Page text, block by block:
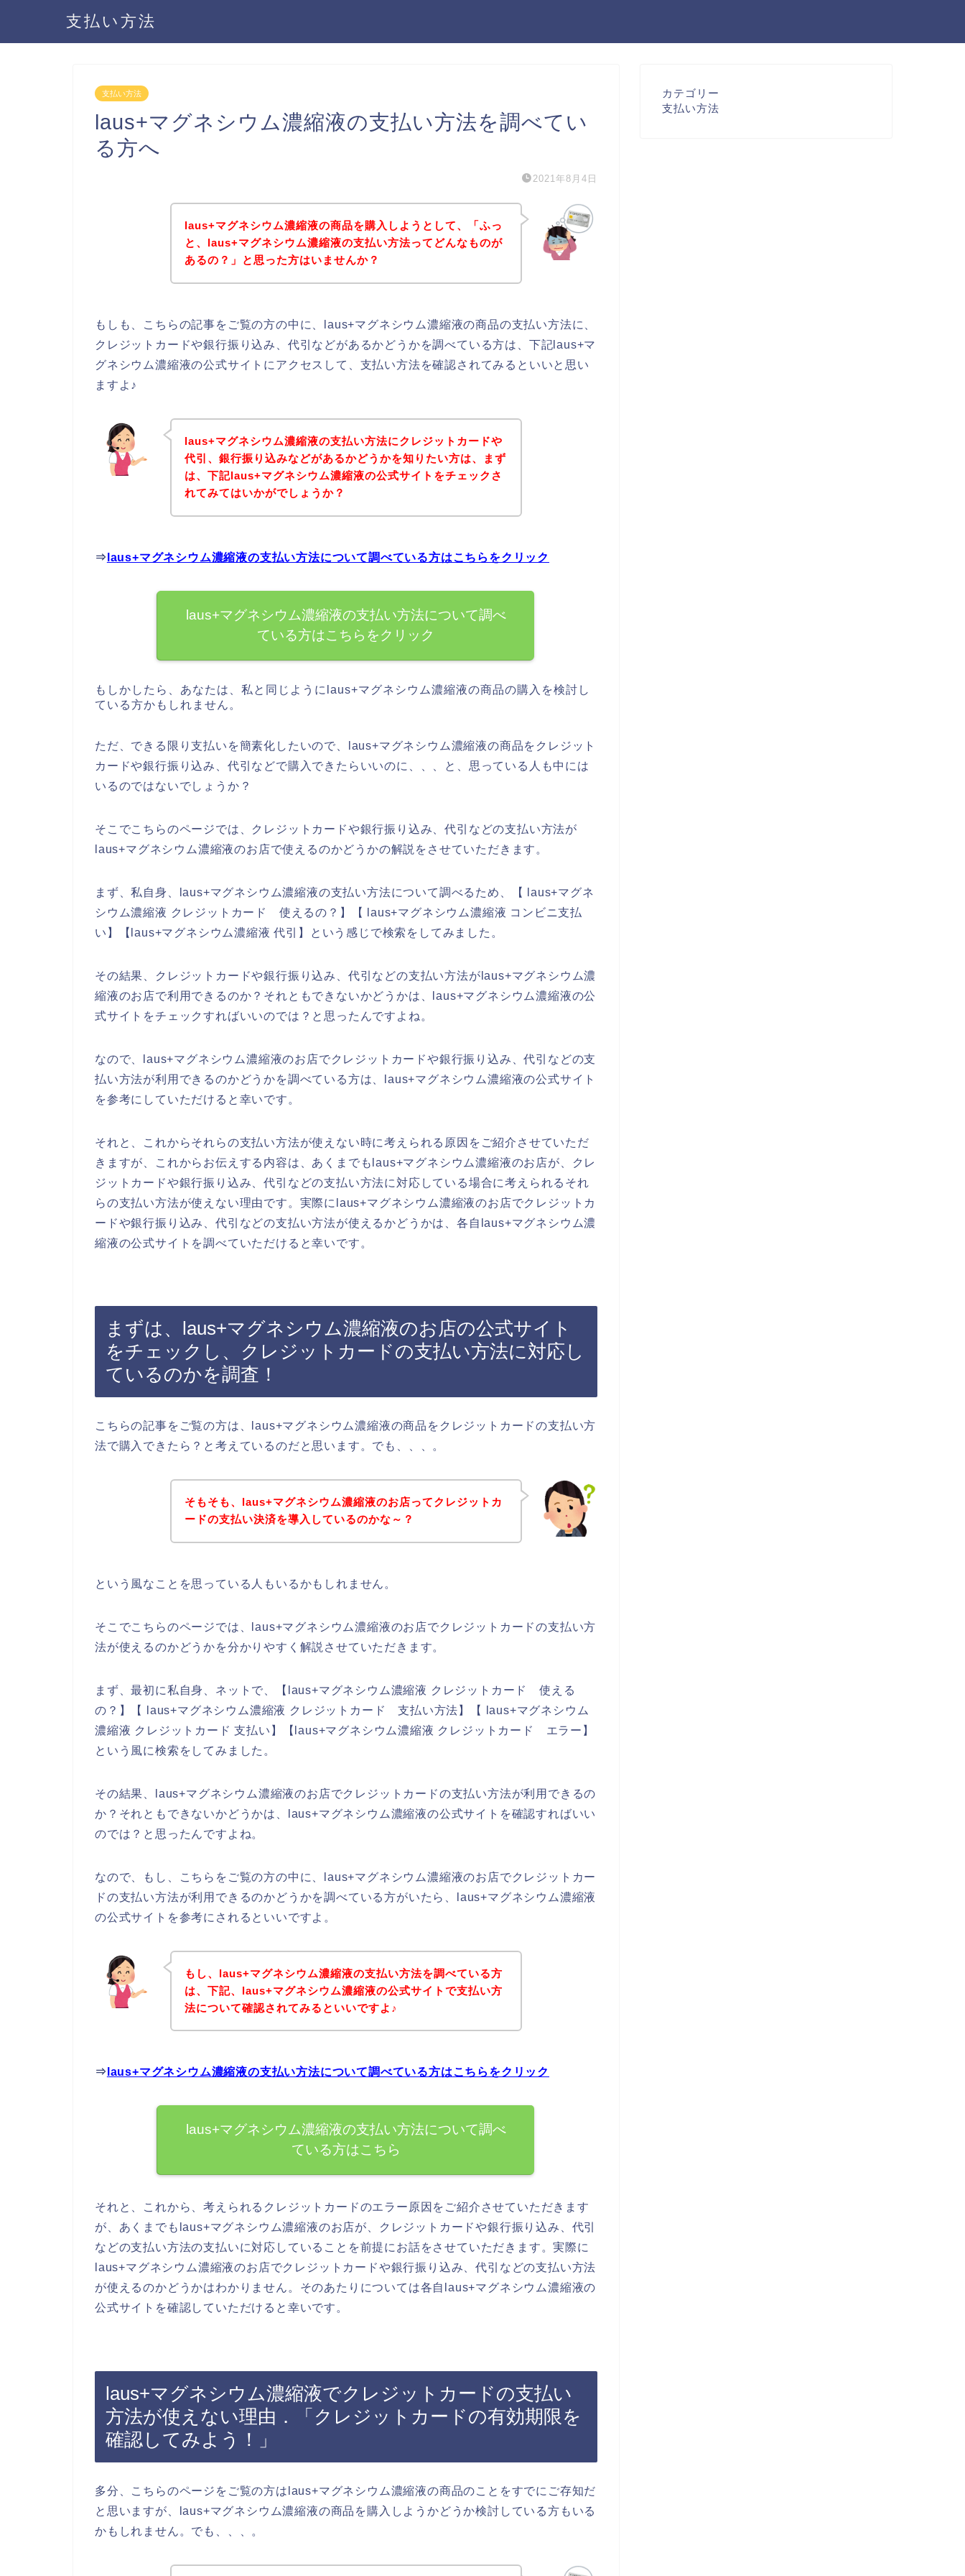
支払い方法
支払い方法
laus+マグネシウム濃縮液の支払い方法を調べてい
る方へ
2021年8月4日
laus+マグネシウム濃縮液の商品を購入しようとして、「ふっ
と、laus+マグネシウム濃縮液の支払い方法ってどんなものが
あるの？」と思った方はいませんか？
もしも、こちらの記事をご覧の方の中に、laus+マグネシウム濃縮液の商品の支払い方法に、
クレジットカードや銀行振り込み、代引などがあるかどうかを調べている方は、下記laus+マ
グネシウム濃縮液の公式サイトにアクセスして、支払い方法を確認されてみるといいと思い
ますよ♪
laus+マグネシウム濃縮液の支払い方法にクレジットカードや
代引、銀行振り込みなどがあるかどうかを知りたい方は、まず
は、下記laus+マグネシウム濃縮液の公式サイトをチェックさ
れてみてはいかがでしょうか？
⇒ laus+マグネシウム濃縮液の支払い方法について調べている方はこちらをクリック
laus+マグネシウム濃縮液の支払い方法について調べ
ている方はこちらをクリック
もしかしたら、あなたは、私と同じようにlaus+マグネシウム濃縮液の商品の購入を検討し
ている方かもしれません。
ただ、できる限り支払いを簡素化したいので、laus+マグネシウム濃縮液の商品をクレジット
カードや銀行振り込み、代引などで購入できたらいいのに、、、と、思っている人も中には
いるのではないでしょうか？
そこでこちらのページでは、クレジットカードや銀行振り込み、代引などの支払い方法が
laus+マグネシウム濃縮液のお店で使えるのかどうかの解説をさせていただきます。
まず、私自身、laus+マグネシウム濃縮液の支払い方法について調べるため、【 laus+マグネ
シウム濃縮液 クレジットカード 使えるの？】【 laus+マグネシウム濃縮液 コンビニ支払
い】【laus+マグネシウム濃縮液 代引】という感じで検索をしてみました。
その結果、クレジットカードや銀行振り込み、代引などの支払い方法がlaus+マグネシウム濃
縮液のお店で利用できるのか？それともできないかどうかは、laus+マグネシウム濃縮液の公
式サイトをチェックすればいいのでは？と思ったんですよね。
なので、laus+マグネシウム濃縮液のお店でクレジットカードや銀行振り込み、代引などの支
払い方法が利用できるのかどうかを調べている方は、laus+マグネシウム濃縮液の公式サイト
を参考にしていただけると幸いです。
それと、これからそれらの支払い方法が使えない時に考えられる原因をご紹介させていただ
きますが、これからお伝えする内容は、あくまでもlaus+マグネシウム濃縮液のお店が、クレ
ジットカードや銀行振り込み、代引などの支払い方法に対応している場合に考えられるそれ
らの支払い方法が使えない理由です。実際にlaus+マグネシウム濃縮液のお店でクレジットカ
ードや銀行振り込み、代引などの支払い方法が使えるかどうかは、各自laus+マグネシウム濃
縮液の公式サイトを調べていただけると幸いです。
まずは、laus+マグネシウム濃縮液のお店の公式サイト
をチェックし、クレジットカードの支払い方法に対応し
ているのかを調査！
こちらの記事をご覧の方は、laus+マグネシウム濃縮液の商品をクレジットカードの支払い方
法で購入できたら？と考えているのだと思います。でも、、、。
そもそも、laus+マグネシウム濃縮液のお店ってクレジットカ
ードの支払い決済を導入しているのかな～？
という風なことを思っている人もいるかもしれません。
そこでこちらのページでは、laus+マグネシウム濃縮液のお店でクレジットカードの支払い方
法が使えるのかどうかを分かりやすく解説させていただきます。
まず、最初に私自身、ネットで、【laus+マグネシウム濃縮液 クレジットカード 使える
の？】【 laus+マグネシウム濃縮液 クレジットカード 支払い方法】【 laus+マグネシウム
濃縮液 クレジットカード 支払い】【laus+マグネシウム濃縮液 クレジットカード エラー】
という風に検索をしてみました。
その結果、laus+マグネシウム濃縮液のお店でクレジットカードの支払い方法が利用できるの
か？それともできないかどうかは、laus+マグネシウム濃縮液の公式サイトを確認すればいい
のでは？と思ったんですよね。
なので、もし、こちらをご覧の方の中に、laus+マグネシウム濃縮液のお店でクレジットカー
ドの支払い方法が利用できるのかどうかを調べている方がいたら、laus+マグネシウム濃縮液
の公式サイトを参考にされるといいですよ。
もし、laus+マグネシウム濃縮液の支払い方法を調べている方
は、下記、laus+マグネシウム濃縮液の公式サイトで支払い方
法について確認されてみるといいですよ♪
⇒ laus+マグネシウム濃縮液の支払い方法について調べている方はこちらをクリック
laus+マグネシウム濃縮液の支払い方法について調べ
ている方はこちら
それと、これから、考えられるクレジットカードのエラー原因をご紹介させていただきます
が、あくまでもlaus+マグネシウム濃縮液のお店が、クレジットカードや銀行振り込み、代引
などの支払い方法の支払いに対応していることを前提にお話をさせていただきます。実際に
laus+マグネシウム濃縮液のお店でクレジットカードや銀行振り込み、代引などの支払い方法
が使えるのかどうかはわかりません。そのあたりについては各自laus+マグネシウム濃縮液の
公式サイトを確認していただけると幸いです。
laus+マグネシウム濃縮液でクレジットカードの支払い
方法が使えない理由．「クレジットカードの有効期限を
確認してみよう！」
多分、こちらのページをご覧の方はlaus+マグネシウム濃縮液の商品のことをすでにご存知だ
と思いますが、laus+マグネシウム濃縮液の商品を購入しようかどうか検討している方もいる
かもしれません。でも、、、。
カテゴリー
支払い方法